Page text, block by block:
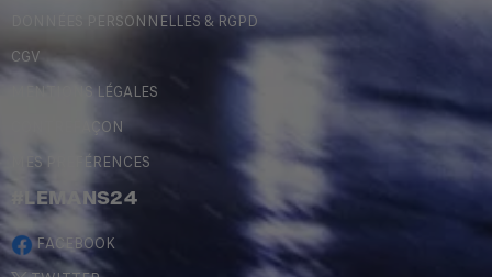
DONNÉES PERSONNELLES & RGPD
CGV
MENTIONS LÉGALES
CONTREFAÇON
MES PRÉFÉRENCES
#LEMANS24
FACEBOOK